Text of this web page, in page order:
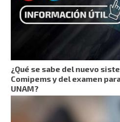
¿Qué se sabe del nuevo
Comipems y del examen
UNAM?